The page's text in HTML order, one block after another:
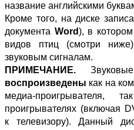
название английскими
Кроме того, на диске
документа Word), в
видов птиц (смотри
звуковым сигналам.
ПРИМЕЧАНИЕ.
воспроизведены как на
медиа-
проигрывателях (включая
к телевизору). Данный